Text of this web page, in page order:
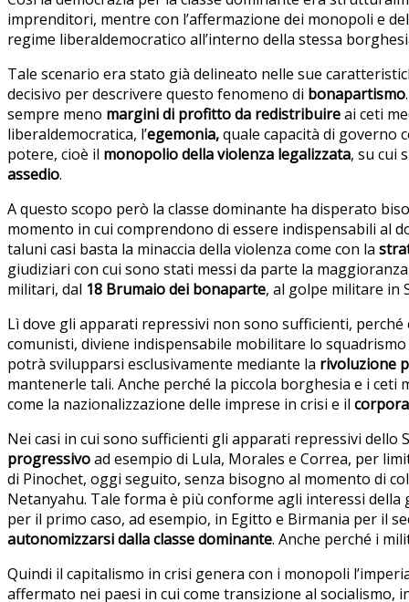
imprenditori, mentre con l’affermazione dei monopoli e
regime liberaldemocratico all’interno della stessa
Tale scenario era stato già delineato nelle sue
decisivo per descrivere questo fenomeno di bonapartismo
sempre meno margini di profitto da redistribuireai ceti
liberaldemocratica, l’egemonia,quale capacità di governo
potere, cioè il monopolio della violenza legalizzata, su cui
assedio.
A questo scopo però la classe dominante ha disperato
momento in cui comprendono di essere indispensabili al
taluni casi basta la minaccia della violenza come con la
giudiziari con cui sono stati messi da parte la
militari, dal 18 Brumaio dei bonaparte, al golpe militare in
Lì dove gli apparati repressivi non sono sufficienti, perché
comunisti, diviene indispensabile mobilitare lo
potrà svilupparsi esclusivamente mediante la rivoluzione
mantenerle tali. Anche perché la piccola borghesia e i
come la nazionalizzazione delle imprese in crisi e il
Nei casi in cui sono sufficienti gli apparati repressivi
progressivoad esempio di Lula, Morales e Correa, per
di Pinochet, oggi seguito, senza bisogno al momento di
Netanyahu. Tale forma è più conforme agli interessi
per il primo caso, ad esempio, in Egitto e Birmania per il
autonomizzarsi dalla classe dominante. Anche perché i
Quindi il capitalismo in crisi genera con i monopoli
affermato nei paesi in cui come transizione al